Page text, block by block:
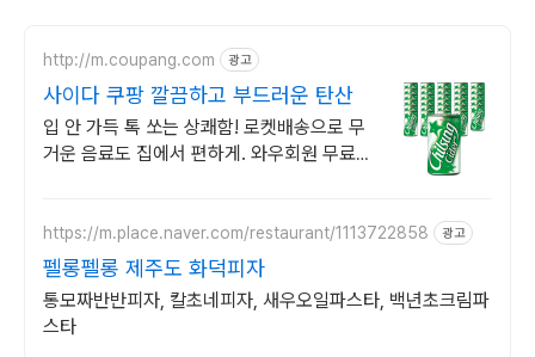
http://m.coupang.com 광고
사이다 쿠팡 깔끔하고 부드러운 탄산
입 안 가득 톡 쏘는 상쾌함! 로켓배송으로 무
거운 음료도 집에서 편하게. 와우회원 무료배
https://m.place.naver.com/restaurant/1113722858 광고
펠롱펠롱 제주도 화덕피자
통모짜반반피자, 칼초네피자, 새우오일파스타, 백년초크림파
스타